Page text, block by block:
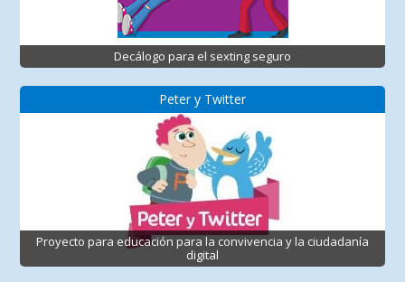
Decálogo para el sexting seguro
Peter y Twitter
Proyecto para educación para la convivencia y la ciudadanía
digital